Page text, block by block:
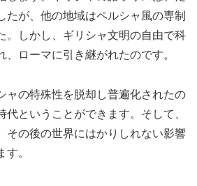
たが、他の地域はペルシャ風の専制
。しかし、ギリシャ文明の自由で科
、ローマに引き継がれたのです。
ャの特殊性を脱却し普遍化されたの
代ということができます。そして、
その後の世界にはかりしれない影響
す。